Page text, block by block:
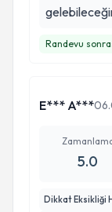
Randevu
E*** A***
5.0
Dikkat Eksikliği